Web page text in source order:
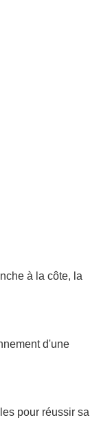
à la côte, la
d'une
pour réussir sa